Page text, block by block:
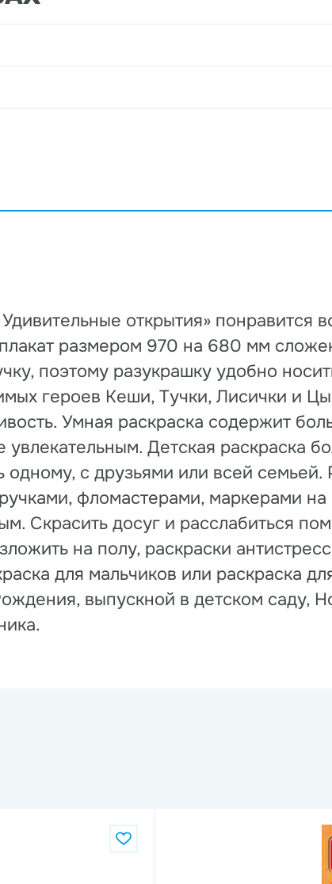
открытия» понравится
размером 970 на 680 мм
поэтому разукрашку удобно
героев Кеши, Тучки, Лисички и
Умная раскраска содержит
Детская раскраска
с друзьями или всей семьей.
фломастерами, маркерами
Скрасить досуг и расслабиться
на полу, раскраски
для мальчиков или раскраска
выпускной в детском саду,